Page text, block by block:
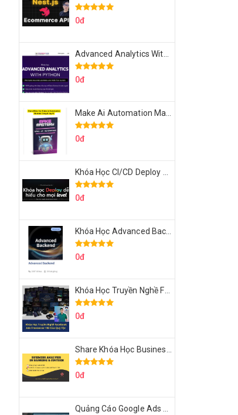
0đ
0đ
0đ
0đ
0đ
0đ
0đ